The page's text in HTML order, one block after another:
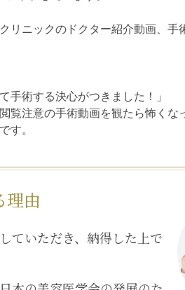
リニックのドクター紹介動画、手
手術する決心がつきました！」
覧注意の手術動画を観たら怖くな
す。
理由
ていただき、納得した上で